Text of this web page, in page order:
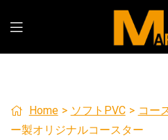
Home > ソフトPVC > コー
ー製オリジナルコースター